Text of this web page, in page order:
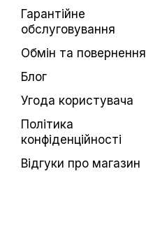
Гарантійне
обслуговування
Обмін та повернення
Блог
Угода користувача
Політика
конфіденційності
Відгуки про магазин